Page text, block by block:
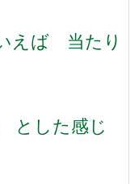
えば 当たり
した感じ